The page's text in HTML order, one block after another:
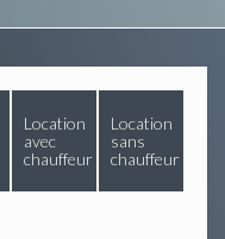
Location
avec
chauffeur
Location
sans
chauffeur